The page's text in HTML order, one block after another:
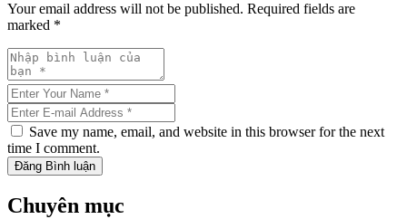
Your email address will not be published. Required fields are
marked *
Save my name, email, and website in this browser for the next
time I comment.
Đăng Bình luận
Chuyên mục